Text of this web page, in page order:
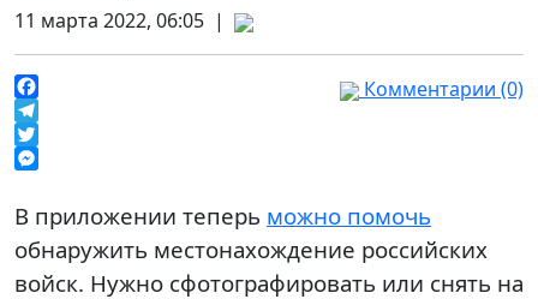
11 марта 2022, 06:05 |
Facebook
Telegram
Twitter
Комментарии (0)
В приложении теперь можно помочь
обнаружить местонахождение российских
войск. Нужно сфотографировать или снять на